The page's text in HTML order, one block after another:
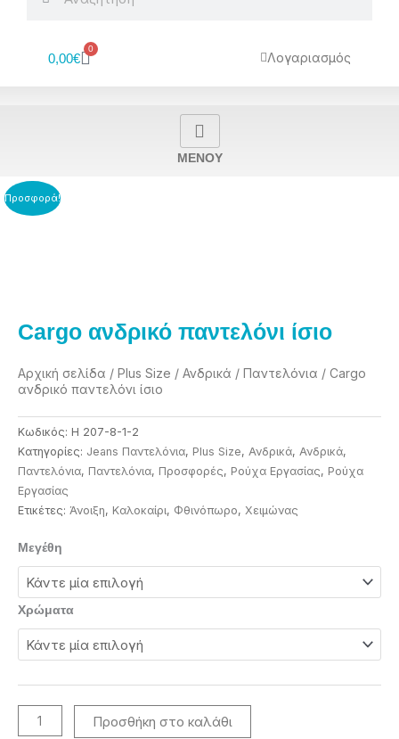
0,00€
0
Cart Λογαριασμός
MENOY
Προσφορά!
Cargo ανδρικό παντελόνι ίσιο
Αρχική σελίδα / Plus Size / Ανδρικά / Παντελόνια / Cargo
ανδρικό παντελόνι ίσιο
Κωδικός: H 207-8-1-2
Κατηγορίες: Jeans Παντελόνια, Plus Size, Ανδρικά, Ανδρικά,
Παντελόνια, Παντελόνια, Προσφορές, Ρούχα Εργασίας, Ρούχα
Εργασίας
Ετικέτες: Άνοιξη, Καλοκαίρι, Φθινόπωρο, Χειμώνας
Μεγέθη
Χρώματα
Cargo
ανδρικό
παντελόνι
ίσιο
Προσθήκη στο καλάθι